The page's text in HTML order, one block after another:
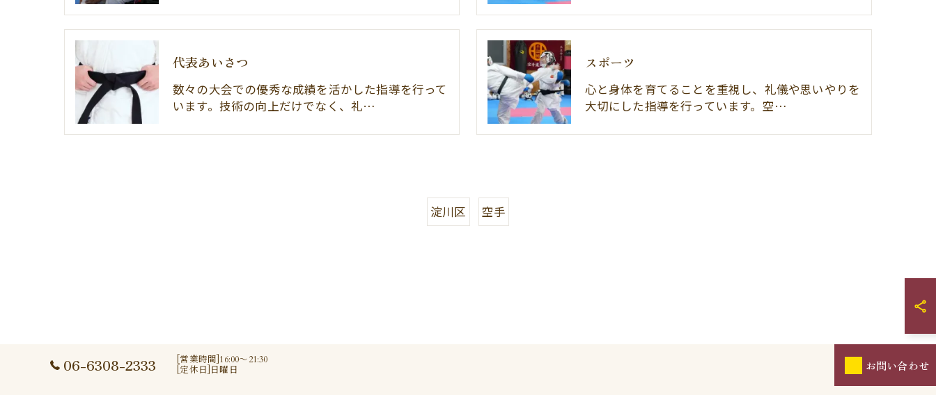
代表あいさつ
数々の大会での優秀な成績を活かした指導を行って
います。技術の向上だけでなく、礼…
スポーツ
心と身体を育てることを重視し、礼儀や思いやりを
大切にした指導を行っています。空…
淀川区 空手
06-6308-2333
[営業時間]16:00～21:30
[定休日]日曜日
お問い合わせ